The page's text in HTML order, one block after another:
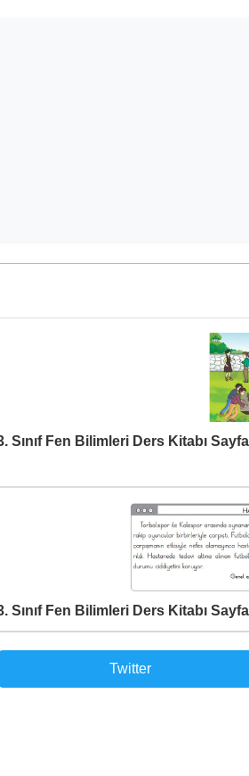
Sınıf Fen Bilimleri Ders Kitabı
Sınıf Fen Bilimleri Ders Kitabı
Twitter